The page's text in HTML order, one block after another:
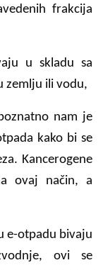
frakcija
u skladu sa
zemlju ili vodu,
nam je
kako bi se
Kancerogene
ovaj način, a
e-otpadu bivaju
ovi se